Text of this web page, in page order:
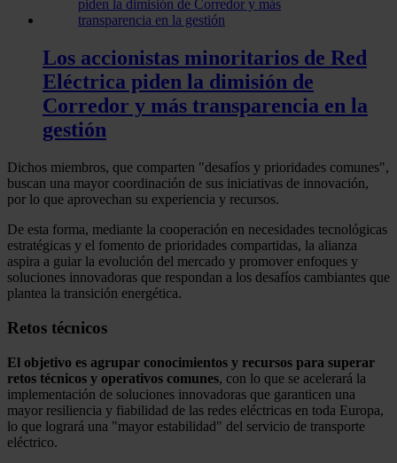
Los accionistas minoritarios de Red
Eléctrica piden la dimisión de
Corredor y más transparencia en la
gestión
Dichos miembros, que comparten "desafíos y prioridades comunes",
buscan una mayor coordinación de sus iniciativas de innovación,
por lo que aprovechan su experiencia y recursos.
De esta forma, mediante la cooperación en necesidades tecnológicas
estratégicas y el fomento de prioridades compartidas, la alianza
aspira a guiar la evolución del mercado y promover enfoques y
soluciones innovadoras que respondan a los desafíos cambiantes que
plantea la transición energética.
Retos técnicos
El objetivo es agrupar conocimientos y recursos para superar
retos técnicos y operativos comunes, con lo que se acelerará la
implementación de soluciones innovadoras que garanticen una
mayor resiliencia y fiabilidad de las redes eléctricas en toda Europa,
lo que logrará una "mayor estabilidad" del servicio de transporte
eléctrico.